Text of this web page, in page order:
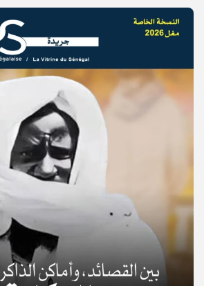
© Copyright 2025, APS